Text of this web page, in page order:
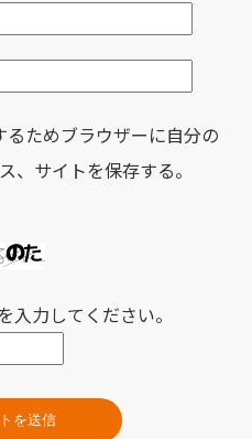
ためブラウザーに自分の
、サイトを保存する。
入力してください。